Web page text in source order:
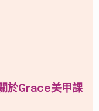
於Grace美甲課